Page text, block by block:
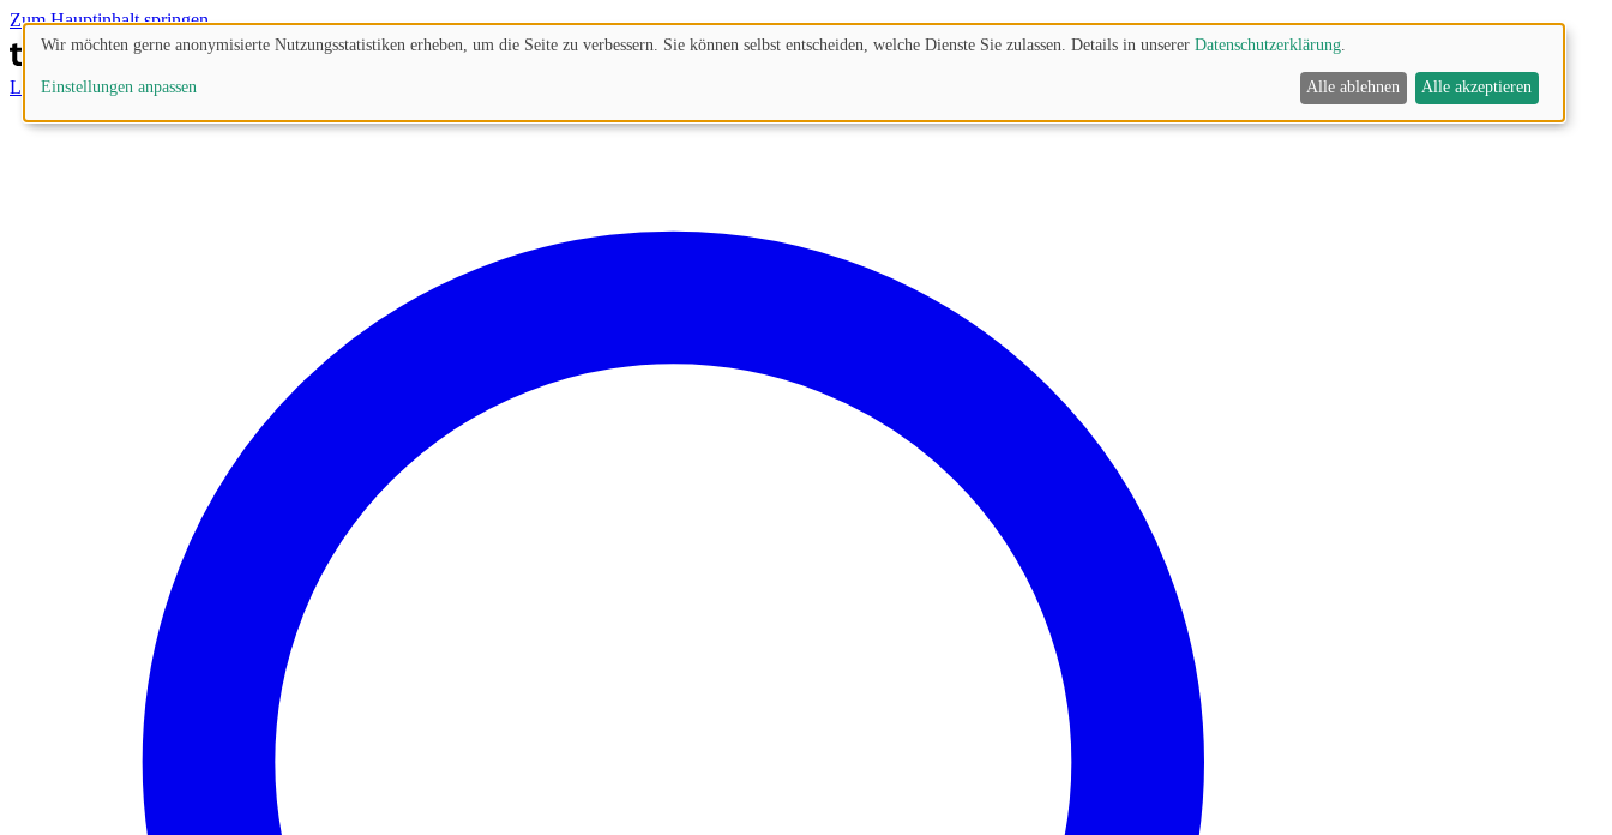
Zum Hauptinhalt springen
LösungenProzesseFunktionen
Wir möchten gerne anonymisierte Nutzungsstatistiken erheben, um die Seite zu verbessern. Sie können selbst entscheiden, welche Dienste Sie zulassen. Details in unserer Datenschutzerklärung
Einstellungen anpassen Alle ablehnen Alle akzeptieren